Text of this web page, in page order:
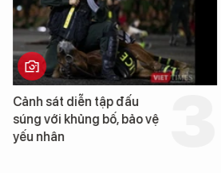
Cảnh sát diễn tập đấu
súng với khủng bố, bảo vệ
yếu nhân